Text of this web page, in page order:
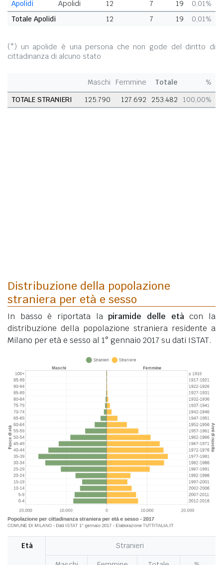
Apolidi Apolidi 12 7 19
0,01%
Totale Apolidi
12 7 19 0,01%
(*) un apolide è una persona che non gode del diritto di
cittadinanza di alcuno stato
Maschi Femmine Totale
%
TOTALE STRANIERI
125.790 127.692 253.482 100,00%
Distribuzione della popolazione
straniera per età e sesso
In basso è riportata lapiramide delle etàcon la
distribuzione della popolazione straniera residente a
Milano per età e sesso al 1° gennaio 2017 su dati ISTAT.
Età Stranieri